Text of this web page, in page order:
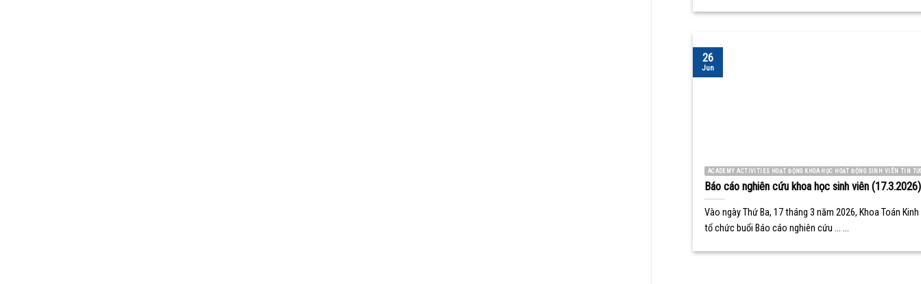
ACADEMY ACTIVITIES HOẠT ĐỘNG KHOA HỌC HOẠT ĐỘNG SINH VIÊN TIN
Báo cáo nghiên cứu khoa học sinh viên (17.3.2026)
Vào ngày Thứ Ba, 17 tháng 3 năm 2026, Khoa Toán
tổ chức buổi Báo cáo nghiên cứu ... ...
26
Jun